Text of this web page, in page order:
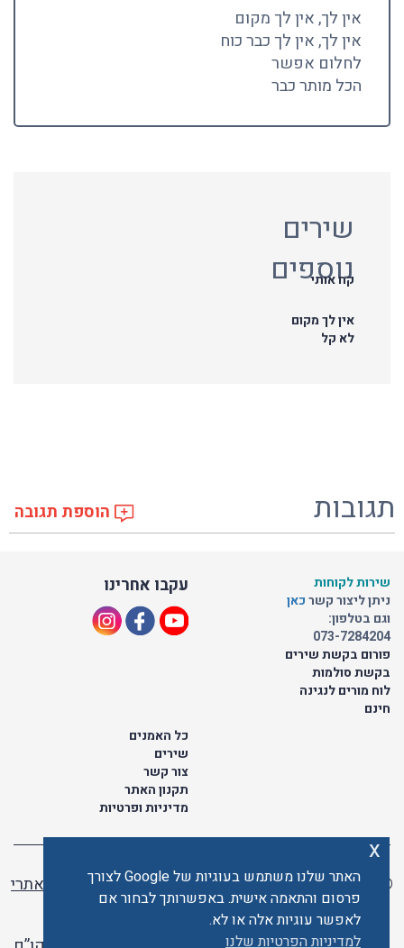
אין לך, אין לך מקום
אין לך, אין לך כבר כוח
לחלום אפשר
הכל מותר כבר
שירים
נוספים
קח אותי
אין לך מקום
לא קל
תגובות הוספת תגובה
עקבו אחרינו
שירות לקוחות
ניתן ליצור קשרכאן
וגם בטלפון:
073-7284204
פורום בקשת שירים
בקשת סולמות
לוח מורים לנגינה
חינם
כל האמנים
שירים
צור קשר
תקנון האתר
מדיניות ופרטיות
© כל הזכויות שמורות לתו ישראלי | ליאור מזור -
בניית אתרי
וורדפרס
האתר שלנו משתמש בעוגיות של Google לצורך
פרסום והתאמה אישית. באפשרותך לבחור אם
לאפשר עוגיות אלה או לא.
למדיניות הפרטיות שלנו
x